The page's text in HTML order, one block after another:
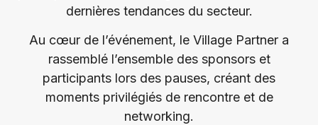
dernières tendances du secteur.
Au cœur de l’événement, le Village Partner a
rassemblé l’ensemble des sponsors et
participants lors des pauses, créant des
moments privilégiés de rencontre et de
networking.